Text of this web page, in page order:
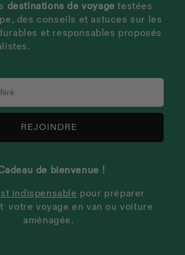
destinations de voyage testées
des conseils et astuces sur les
et responsables proposés
REJOINDRE
de bienvenue !
indispensable pour préparer
votre voyage en van ou voiture
aménagée.